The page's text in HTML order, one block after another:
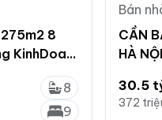
8
KinhDoah
8
9
Bán
CẦN
HÀ
30.5
372